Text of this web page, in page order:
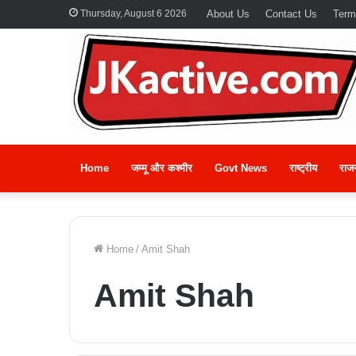
Thursday, August 6 2026 About Us Contact Us
Home जम्मू और कश्मीर Govt News राष्ट्रीय
Home / Amit Shah
Amit Shah